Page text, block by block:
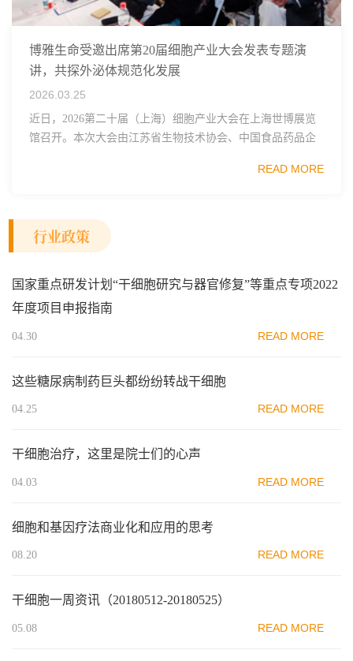
博雅生命受邀出席第20届细胞产业大会发表专题演
讲，共探外泌体规范化发展
2026.03.25
近日，2026第二十届（上海）细胞产业大会在上海世博展览
馆召开。本次大会由江苏省生物技术协会、中国食品药品企
范区生物医药行业协会、瑞士日内瓦长寿科学...
READ MORE
行业政策
国家重点研发计划“干细胞研究与器官修复”等重点专项2022
年度项目申报指南
04.30 READ MORE
这些糖尿病制药巨头都纷纷转战干细胞
04.25 READ MORE
干细胞治疗，这里是院士们的心声
04.03 READ MORE
细胞和基因疗法商业化和应用的思考
08.20 READ MORE
干细胞一周资讯（20180512-20180525）
05.08 READ MORE